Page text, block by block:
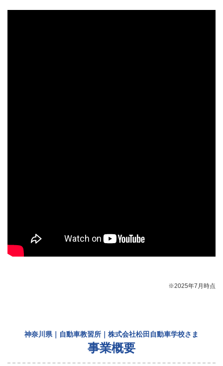
※2025年7月時点
神奈川県｜自動車教習所｜株式会社松田自動車学校さま
事業概要